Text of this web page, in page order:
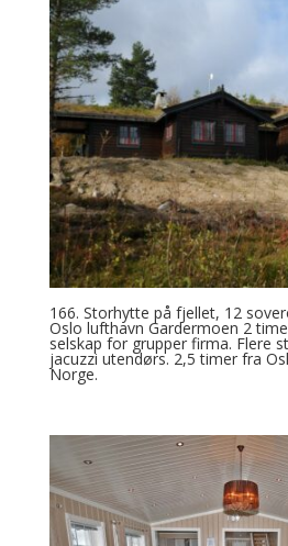
166. Storhytte på fjellet, 12
Oslo lufthavn Gardermoen 2
selskap for grupper firma. Flere
jacuzzi utendørs. 2,5 timer fra
Norge.